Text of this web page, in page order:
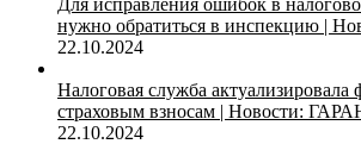
Для исправления ошибок в
нужно обратиться в инспекцию |
22.10.2024
Налоговая служба актуализировала
страховым взносам | Новости:
22.10.2024